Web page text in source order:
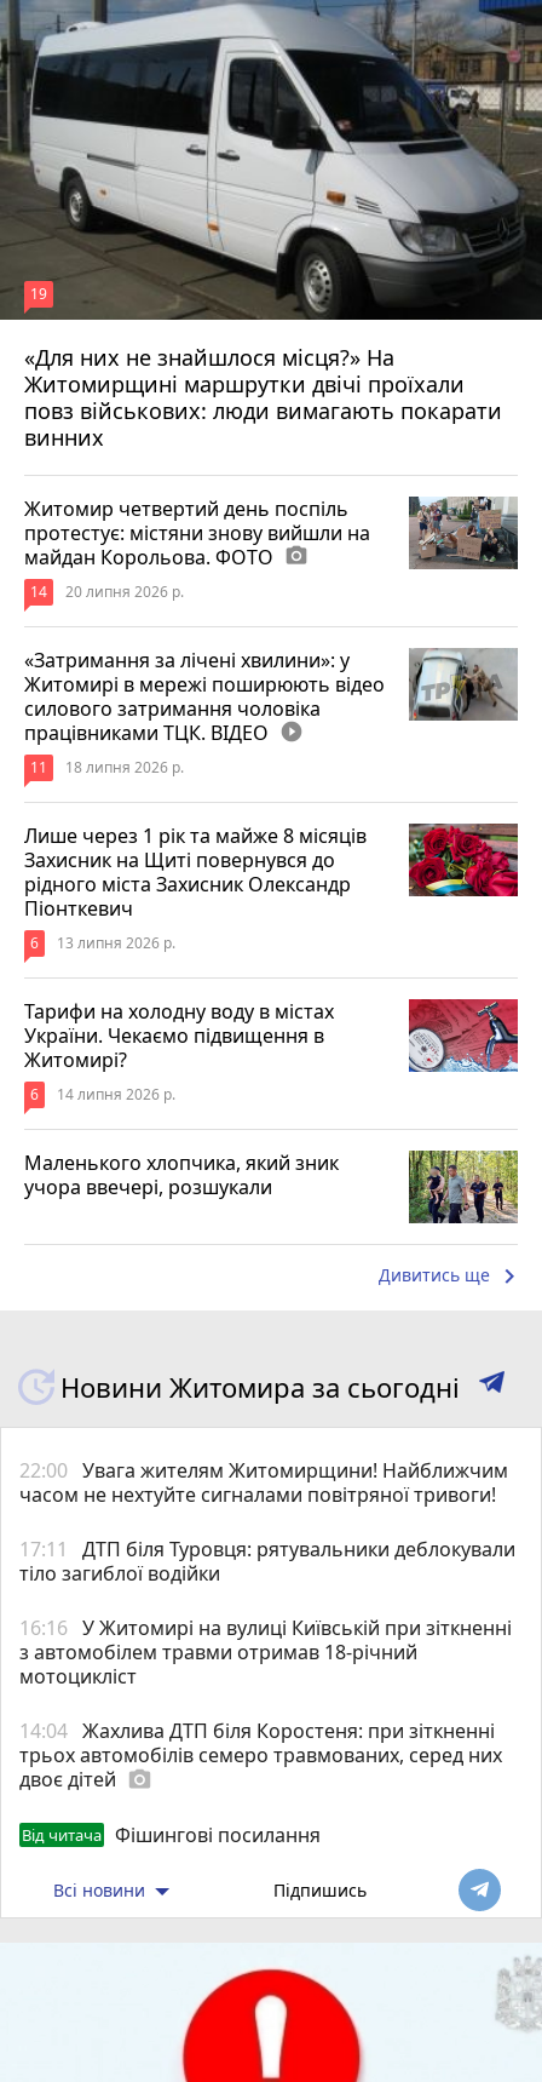
«Для них не знайшлося місця?» На
Житомирщині маршрутки двічі проїхали
повз військових: люди вимагають покарати
винних
19
17 липня 2026 р.
Житомир четвертий день поспіль
протестує: містяни знову вийшли на
майдан Корольова. ФОТО photo_camera
14 20 липня 2026 р.
«Затримання за лічені хвилини»: у
Житомирі в мережі поширюють відео
силового затримання чоловіка
працівниками ТЦК. ВІДЕО play_circle_filled
11 18 липня 2026 р.
Лише через 1 рік та майже 8 місяців
Захисник на Щиті повернувся до
рідного міста Захисник Олександр
Піонткевич
6 13 липня 2026 р.
Тарифи на холодну воду в містах
України. Чекаємо підвищення в
Житомирі?
6 14 липня 2026 р.
Маленького хлопчика, який зник
учора ввечері, розшукали
Дивитись ще keyboard_arrow_right
Новини Житомира за сьогодні
22:00 Увага жителям Житомирщини! Найближчим
часом не нехтуйте сигналами повітряної тривоги!
17:11
ДТП біля Туровця: рятувальники деблокували
тіло загиблої водійки
16:16 У Житомирі на вулиці Київській при зіткненні
з автомобілем травми отримав 18-річний
мотоцикліст
14:04 Жахлива ДТП біля Коростеня: при зіткненні
трьох автомобілів семеро травмованих, серед них
двоє дітей photo_camera
Від читача Фішингові посилання
Всі новини Підпишись